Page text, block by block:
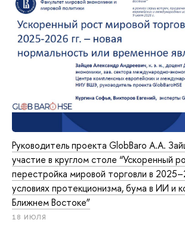
Руководитель проекта GlobBaro А.А.
участие в круглом столе “Ускоренный
перестройка мировой торговли в
условиях протекционизма, бума в ИИ и
Ближнем Востоке”
18 ИЮЛЯ